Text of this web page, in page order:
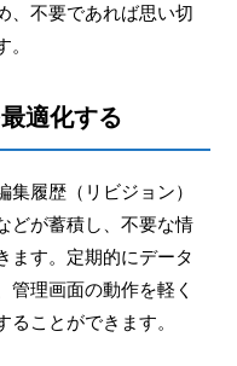
、不要であれば思い切
適化する
履歴（リビジョン）
どが蓄積し、不要な情
ます。定期的にデータ
管理画面の動作を軽く
ることができます。